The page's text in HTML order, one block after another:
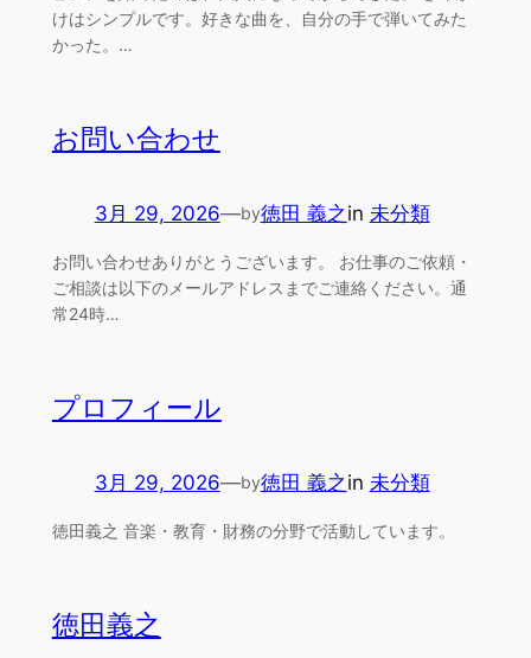
けはシンプルです。好きな曲を、自分の手で弾いてみた
かった。…
お問い合わせ
3月 29, 2026—by徳田 義之in 未分類
お問い合わせありがとうございます。 お仕事のご依頼・
ご相談は以下のメールアドレスまでご連絡ください。通
常24時…
プロフィール
3月 29, 2026—by徳田 義之in 未分類
徳田義之 音楽・教育・財務の分野で活動しています。
徳田義之